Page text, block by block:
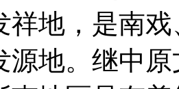
祥地，是南
源地。继中